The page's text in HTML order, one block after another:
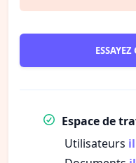
Espace de
Utilisateurs